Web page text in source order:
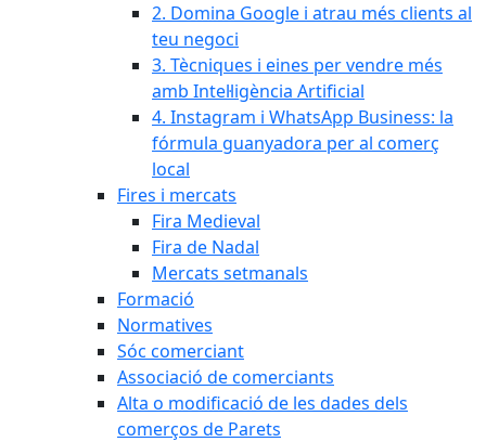
2. Domina Google i atrau més clients al
teu negoci
3. Tècniques i eines per vendre més
amb Intel·ligència Artificial
4. Instagram i WhatsApp Business: la
fórmula guanyadora per al comerç
local
Fires i mercats
Fira Medieval
Fira de Nadal
Mercats setmanals
Formació
Normatives
Sóc comerciant
Associació de comerciants
Alta o modificació de les dades dels
comerços de Parets